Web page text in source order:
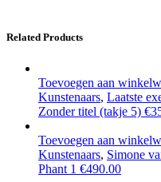
Related Products
Toevoegen aan
Kunstenaars, Laatste
Zonder titel (takje 5) €
Toevoegen aan
Kunstenaars, Simone
Phant 1 €490.00